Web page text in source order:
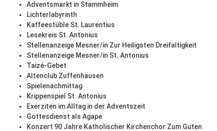
Adventsmarkt in Stammheim
Lichterlabyrinth
Kaffeestüble St. Laurentius
Lesekreis St. Antonius
Stellenanzeige Mesner/in Zur Heiligsten Dreifaltigkeit
Stellenanzeige Mesner/in St. Antonius
Taizé-Gebet
Altenclub Zuffenhausen
Spielenachmittag
Krippenspiel St. Antonius
Exerziten im Alltag in der Adventszeit
Gottesdienst als Agape
Konzert 90 Jahre Katholischer Kirchenchor Zum Guten